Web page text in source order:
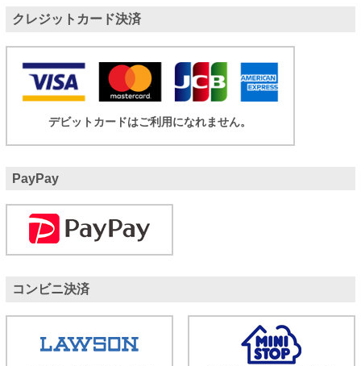
クレジットカード決済
デビットカードはご利用になれません。
PayPay
コンビニ決済